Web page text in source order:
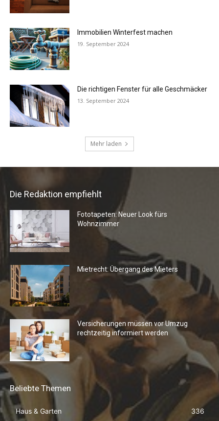
Die Redaktion empfiehlt
Fototapeten: Neuer Look fürs
Wohnzimmer
Mietrecht: Übergang des Mieters
Versicherungen müssen vor Umzug
rechtzeitig informiert werden
Beliebte Themen
Haus & Garten
336